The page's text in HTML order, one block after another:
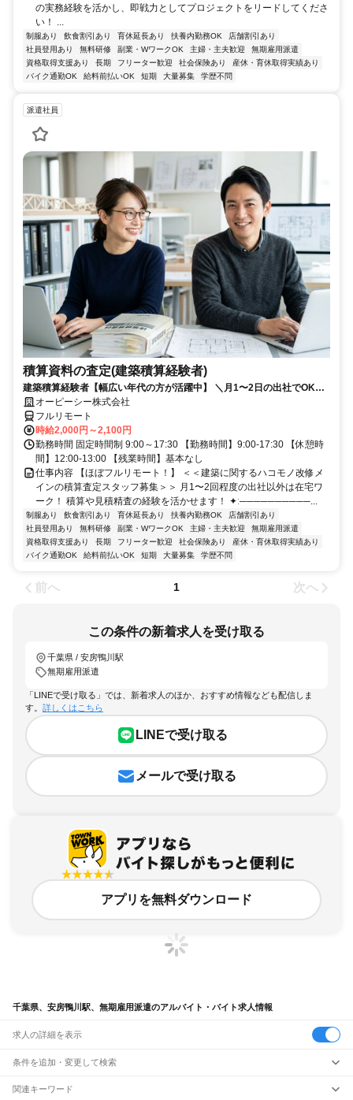
の実務経験を活かし、即戦力としてプロジェクトをリードしてくださ
い！ ...
制服あり 飲食割引あり 育休延長あり 扶養内勤務OK
店舗割引あり
社員登用あり
無料研修 副業・WワークOK 主婦・主夫歓迎
無期雇用派遣
資格取得支援あり
長期 フリーター歓迎 社会保険あり
産休・育休取得実績あり
バイク通勤OK
給料前払いOK 短期 大量募集 学歴不問
派遣社員
積算資料の査定(建築積算経験者)
建築積算経験者【幅広い年代の方が活躍中】 ＼月1〜2日の出社でOK！
大手の安定環境で積算資料の査定業務／
オーピーシー株式会社
フルリモート
時給2,000円～2,100円
勤務時間 固定時間制 9:00～17:30 【勤務時間】9:00-17:30 【休憩時
間】12:00-13:00 【残業時間】基本なし
仕事内容 【ほぼフルリモート！】 ＜＜建築に関するハコモノ改修メ
インの積算査定スタッフ募集＞＞ 月1〜2回程度の出社以外は在宅ワ
ーク！ 積算や見積精査の経験を活かせます！ ✦ː──────────...
制服あり 飲食割引あり 育休延長あり 扶養内勤務OK
店舗割引あり
社員登用あり
無料研修 副業・WワークOK 主婦・主夫歓迎
無期雇用派遣
資格取得支援あり
長期 フリーター歓迎 社会保険あり
産休・育休取得実績あり
バイク通勤OK
給料前払いOK 短期 大量募集 学歴不問
前へ 1 次へ
この条件の新着求人を受け取る
千葉県 / 安房鴨川駅
無期雇用派遣
「LINEで受け取る」では、新着求人のほか、おすすめ情報なども配信しま
す。 詳しくはこちら
LINEで受け取る
メールで受け取る
アプリを無料ダウンロード
千葉県、安房鴨川駅、無期雇用派遣のアルバイト・バイト求人情報
求人の詳細を表示
条件を追加・変更して検索
市区町村を追加・変更
関連キーワード